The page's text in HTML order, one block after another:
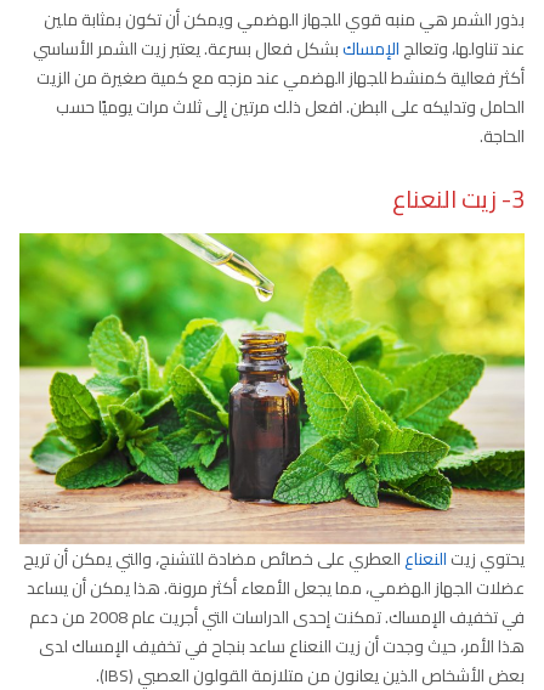
بذور الشمر هي منبه قوي للجهاز الهضمي ويمكن أن تكون بمثابة ملين
عند تناولها، وتعالجالإمساكبشكل فعال بسرعة. يعتبر زيت الشمر الأساسي
أكثر فعالية كمنشط للجهاز الهضمي عند مزجه مع كمية صغيرة من الزيت
الحامل وتدليكه على البطن. افعل ذلك مرتين إلى ثلاث مرات يوميًا حسب
الحاجة.
3- زيت النعناع
يحتوي زيتالنعناعالعطري على خصائص مضادة للتشنج، والتي يمكن أن تريح
عضلات الجهاز الهضمي، مما يجعل الأمعاء أكثر مرونة. هذا يمكن أن يساعد
في تخفيف الإمساك. تمكنت إحدى الدراسات التي أجريت عام 2008 من دعم
هذا الأمر، حيث وجدت أن زيت النعناع ساعد بنجاح في تخفيف الإمساك لدى
بعض الأشخاص الذين يعانون من متلازمة القولون العصبي (IBS).